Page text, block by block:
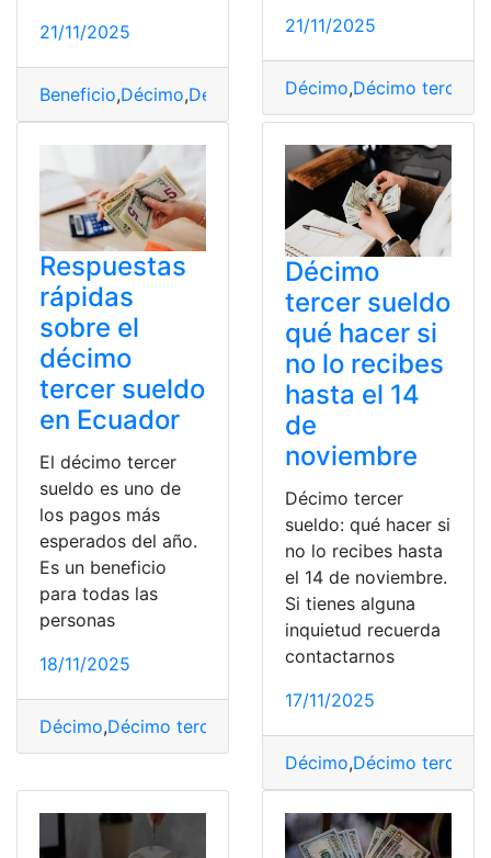
21/11/2025
Beneficio,Décimo,Décimo tercer sueldo,mensualizan
21/11/2025
Décimo,Décimo tercer
Respuestas
rápidas
sobre el
décimo
tercer sueldo
en Ecuador
El décimo tercer
sueldo es uno de
los pagos más
esperados del año.
Es un beneficio
para todas las
personas
18/11/2025
Décimo,Décimo tercer sueldo
Décimo
tercer sueldo
qué hacer si
no lo recibes
hasta el 14
de
noviembre
Décimo tercer
sueldo: qué hacer si
no lo recibes hasta
el 14 de noviembre.
Si tienes alguna
inquietud recuerda
contactarnos
17/11/2025
Décimo,Décimo tercer